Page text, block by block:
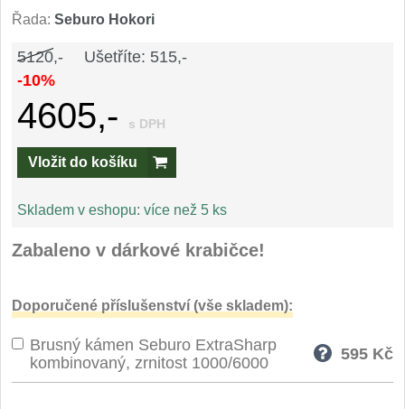
Speciální nože
Vrhací nože
Záchranářské
Ostření nožů
Ostřiče nožů
Brusné kameny 3
Nože SEBURO
Sady nožů SEBURO 6
Řada: Seburo Hokori
5120,- Ušetříte: 515,-
-10%
4605,- s DPH
Vložit do košíku
Skladem v eshopu: více než 5 ks
Zabaleno v dárkové krabičce!
Doporučené příslušenství (vše skladem):
Brusný kámen Seburo ExtraSharp
kombinovaný, zrnitost 1000/6000
595 Kč